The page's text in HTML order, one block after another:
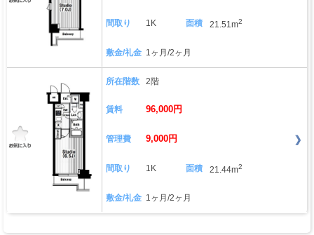
間取り 1K 面積 21.51m2
敷金/礼金 1ヶ月/2ヶ月
所在階数 2階
賃料 96,000円
管理費 9,000円
間取り 1K 面積 21.44m2
敷金/礼金 1ヶ月/2ヶ月